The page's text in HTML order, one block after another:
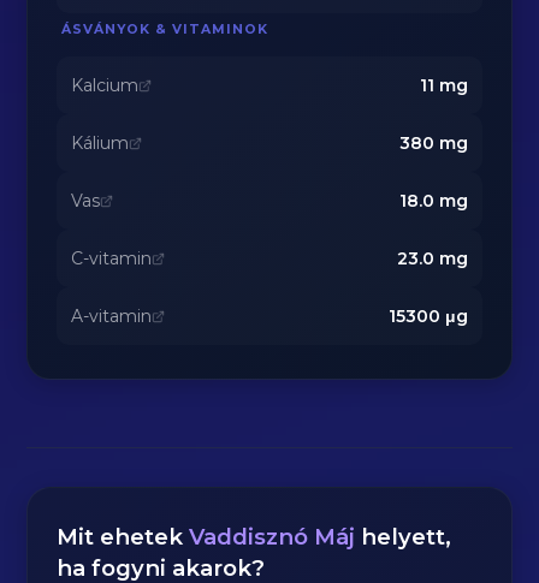
ÁSVÁNYOK & VITAMINOK
Kalcium 11 mg
Kálium 380 mg
Vas 18.0 mg
C-vitamin 23.0 mg
A-vitamin 15300 μg
Mit ehetekVaddisznó Máj helyett,
ha fogyni akarok?